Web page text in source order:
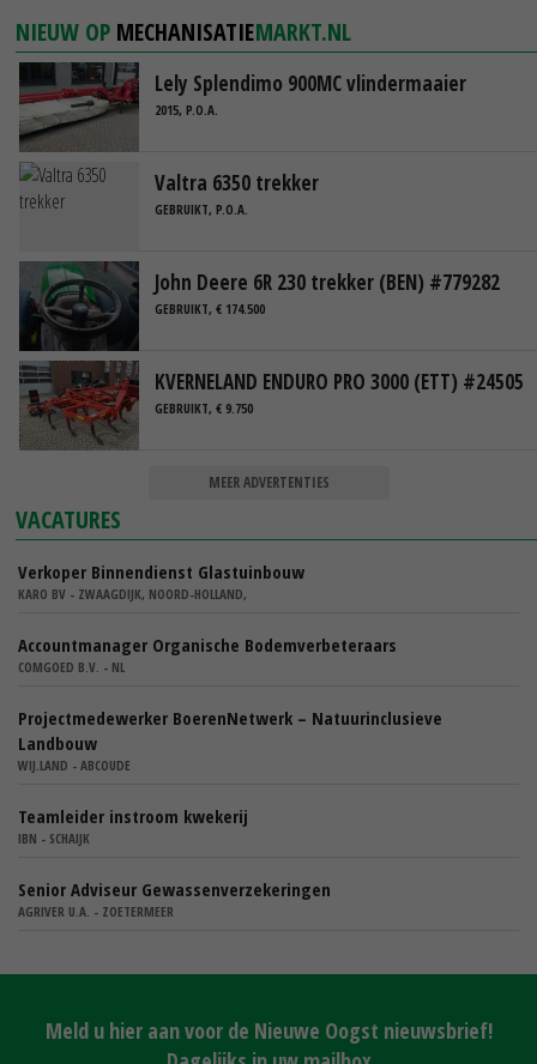
NIEUW OP MECHANISATIEMARKT.NL
Lely Splendimo 900MC vlindermaaier
2015, P.O.A.
Valtra 6350 trekker
GEBRUIKT, P.O.A.
John Deere 6R 230 trekker (BEN) #779282
GEBRUIKT, € 174.500
KVERNELAND ENDURO PRO 3000 (ETT) #24505
GEBRUIKT, € 9.750
MEER ADVERTENTIES
VACATURES
Verkoper Binnendienst Glastuinbouw
KARO BV - ZWAAGDIJK, NOORD-HOLLAND,
Accountmanager Organische Bodemverbeteraars
COMGOED B.V. - NL
Projectmedewerker BoerenNetwerk – Natuurinclusieve
Landbouw
WIJ.LAND - ABCOUDE
Teamleider instroom kwekerij
IBN - SCHAIJK
Senior Adviseur Gewassenverzekeringen
AGRIVER U.A. - ZOETERMEER
Meld u hier aan voor de Nieuwe Oogst nieuwsbrief!